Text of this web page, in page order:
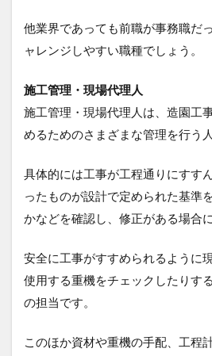
他業界であっても前職が事務職だ
ャレンジしやすい職種でしょう。
施工管理・現場代理人
施工管理・現場代理人は、造園工
めるためのさまざまな管理を行う
具体的には工事が工程通りにすす
ったものが設計で定められた基準
かなどを確認し、修正がある場合
安全に工事がすすめられるように
使用する重機をチェックしたりす
の担当です。
このほか資材や重機の手配、工程